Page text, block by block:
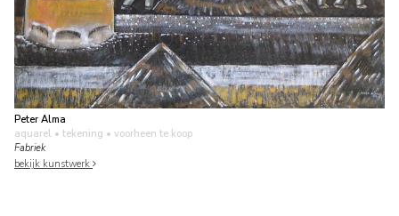
Peter Alma
aquarel • tekening • voorheen te koop
Fabriek
bekijk kunstwerk